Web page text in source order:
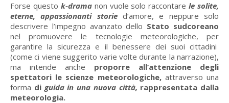
Forse questo k-dramanon vuole solo raccontarele solite,
eterne, appassionanti storie d’amore, e neppure solo
descrivere l’impegno avanzato dello Stato sudcoreano
nel promuovere le tecnologie meteorologiche, per
garantire la sicurezza e il benessere dei suoi cittadini
(come ci viene suggerito varie volte durante la narrazione),
ma intende anche proporre all’attenzione degli
spettatori le scienze meteorologiche, attraverso una
forma diguida in una nuova città, rappresentata dalla
meteorologia.